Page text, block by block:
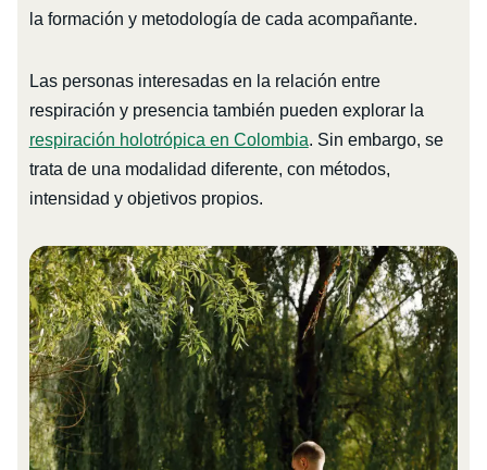
la formación y metodología de cada acompañante.
Las personas interesadas en la relación entre
respiración y presencia también pueden explorar la
respiración holotrópica en Colombia. Sin embargo, se
trata de una modalidad diferente, con métodos,
intensidad y objetivos propios.